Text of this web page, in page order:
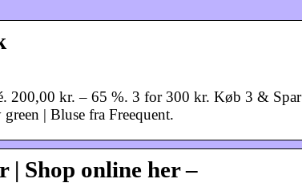
200,00 kr. – 65 %. 3 for 300 kr. Køb 3 & Spar
| Bluse fra Freequent.
| Shop online her –